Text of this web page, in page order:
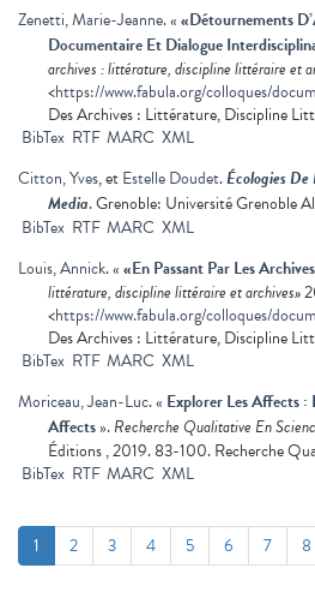
Zenetti, Marie-Jeanne.««Détournements
Documentaire Et Dialogue
archives : littérature, discipline littéraire et
<https://www.fabula.org/colloques/
Des Archives : Littérature, Discipline
BibTex RTF MARC XML
Citton, Yves, etEstelle Doudet.Écologies
Media. Grenoble: Université Grenoble
BibTex RTF MARC XML
Louis, Annick.««En Passant Par Les
littérature, discipline littéraire et archives»
<https://www.fabula.org/colloques/
Des Archives : Littérature, Discipline
BibTex RTF MARC XML
Moriceau, Jean-Luc.« Explorer Les Affects :
Affects».Recherche Qualitative En
Éditions , 2019. 83-100. Recherche
BibTex RTF MARC XML
1 2 3 4 5 6 7 8